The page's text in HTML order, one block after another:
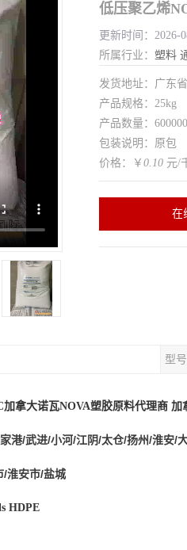
更新时间：
所属行业： 塑料
发货地址：广东
产品规格：25kg
产品数量：
包装说明：原包
价格：￥ 0.10 元/
在
型号
加拿大诺瓦NOVA塑胶原料代理商 加
港/武进/小河/江阴/太仓/扬州/淮安
/淮安市/盐城
HDPE